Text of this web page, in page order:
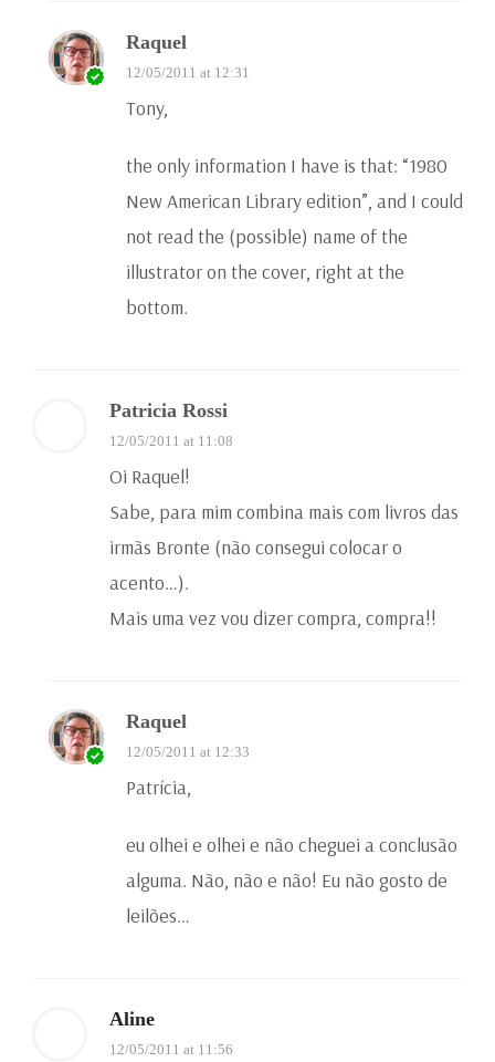
Raquel
12/05/2011 at 12:31
Tony,
the only information I have is that: “1980
New American Library edition”, and I could
not read the (possible) name of the
illustrator on the cover, right at the
bottom.
Patricia Rossi
12/05/2011 at 11:08
Oi Raquel!
Sabe, para mim combina mais com livros das
irmãs Bronte (não consegui colocar o
acento…).
Mais uma vez vou dizer compra, compra!!
Raquel
12/05/2011 at 12:33
Patrícia,
eu olhei e olhei e não cheguei a conclusão
alguma. Não, não e não! Eu não gosto de
leilões…
Aline
12/05/2011 at 11:56